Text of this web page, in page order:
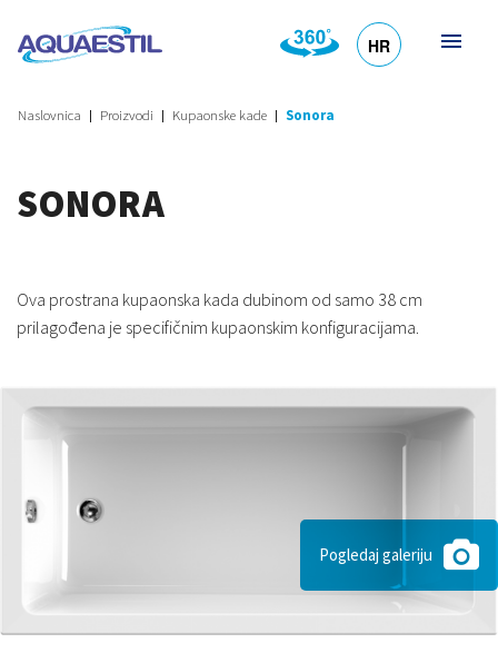
HR
Naslovnica Proizvodi Kupaonske kade Sonora
SONORA
Ova prostrana kupaonska kada dubinom od samo 38 cm
prilagođena je specifičnim kupaonskim konfiguracijama.
Pogledaj galeriju